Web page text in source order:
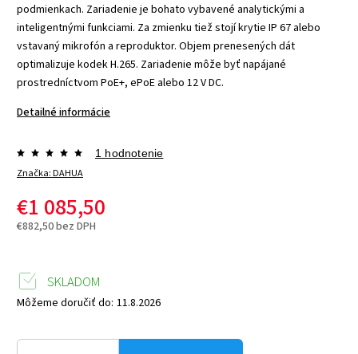
podmienkach. Zariadenie je bohato vybavené analytickými a
inteligentnými funkciami. Za zmienku tiež stojí krytie IP 67 alebo
vstavaný mikrofón a reproduktor. Objem prenesených dát
optimalizuje kodek H.265. Zariadenie môže byť napájané
prostredníctvom PoE+, ePoE alebo 12 V DC.
Detailné informácie
Značka:DAHUA
1 hodnotenie
€1 085,50
€882,50 bez DPH
SKLADOM
Môžeme doručiť do: 11.8.2026